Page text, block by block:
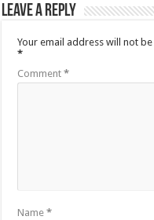
Leave a Reply
Your email address will not
*
Comment*
Name*